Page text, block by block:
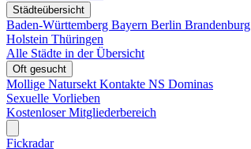
Städteübersicht
Baden-Württemberg Bayern Berlin Brandenburg
Holstein Thüringen
Alle Städte in der Übersicht
Oft gesucht
Mollige Natursekt Kontakte NS Dominas
Sexuelle Vorlieben
Kostenloser Mitgliederbereich
Fickradar